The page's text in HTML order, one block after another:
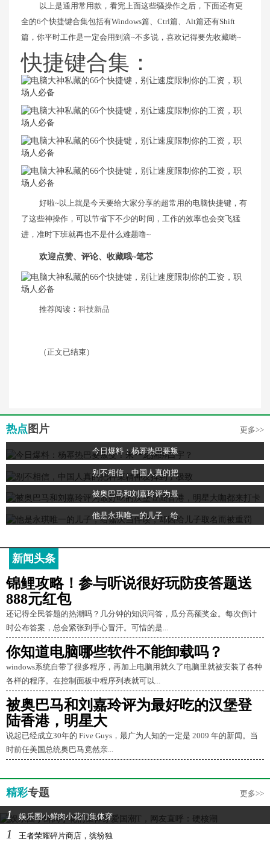
以上是通用常用款，看完上面这些骚操作之后，下面还有更
全的6个快捷键合集包括有Windows篇、Ctrl篇、Alt篇还有Shift
篇，你平时工作是一定会用到滴~不多说，喜欢记得要先收藏哟~
快捷键合集：
好啦~以上就是今天要给大家分享的超常用的电脑快捷键，有
了这些神操作，可以节省下不少的时间，工作的效率也会突飞猛
进，准时下班就再也不是什么难题噜~
欢迎点赞、评论、收藏哦~笔芯
推荐阅读： 科技新品
（正文已结束）
热点 图片 更多>>
今日爆料：杨幂热巴要叛
别不相信，中国人真的把
被奥巴马和刘嘉玲评为最
他是永琪唯一的儿子，给
新闻头条
锦鲤攻略！参与听说很好玩防疫答题送
888元红包
还记得全民答题的热潮吗？几分钟的知识问答，瓜分高额奖金。每次倒计
时公布答案，总会紧张到手心冒汗。可惜的是...
你知道电脑哪些软件不能卸载吗？
windows系统自带了很多程序，再加上电脑用就久了电脑里就被安装了各种
各样的程序。在控制面板中程序列表就可以...
被奥巴马和刘嘉玲评为最好吃的汉堡登
陆香港，明星大
说起已经成立30年的 Five Guys，最广为人知的一定是 2009 年的新闻。当
时前任美国总统奥巴马竟然亲...
精彩专题 更多>>
1 娱乐圈小鲜肉小花们集体穿
1 王者荣耀碎片商店，缤纷独